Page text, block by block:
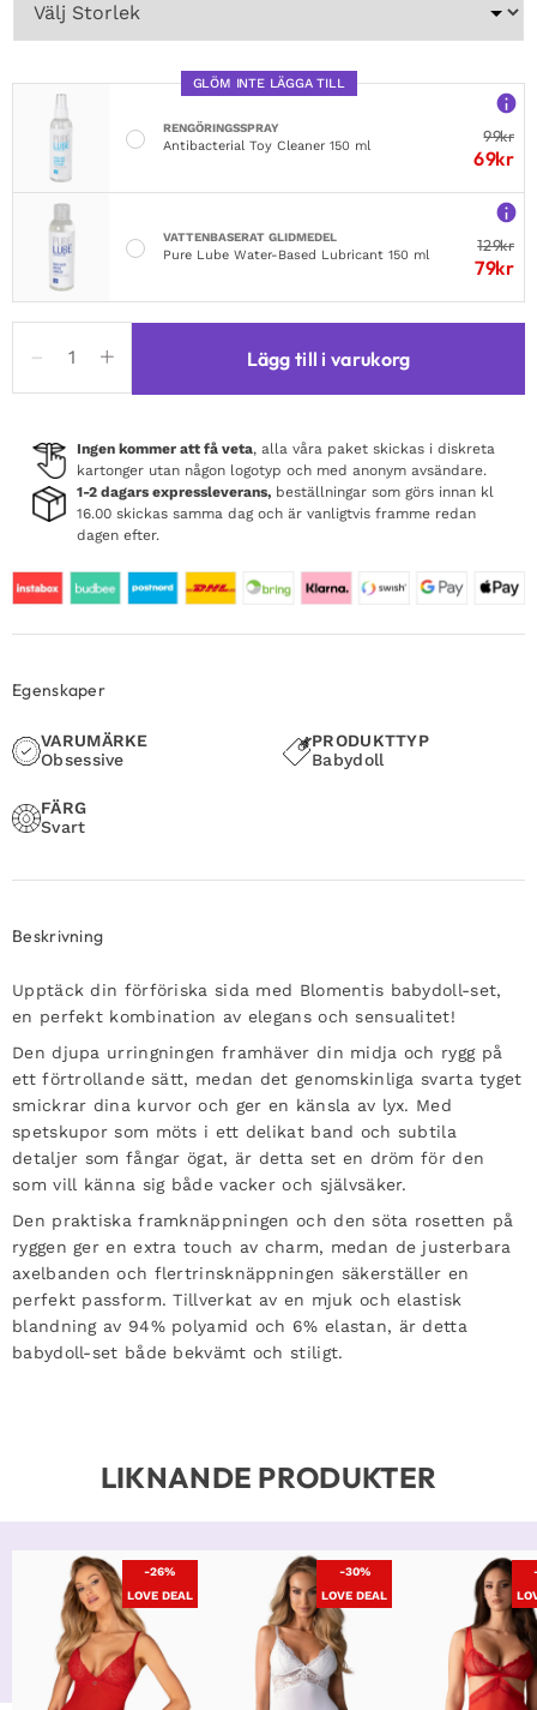
499 kr.
GLÖM INTE LÄGGA TILL
RENGÖRINGSSPRAY
Antibacterial Toy Cleaner 150 ml
99kr
69kr
VATTENBASERAT GLIDMEDEL
Pure Lube Water-Based Lubricant 150 ml
129kr
79kr
Blomentis
Babydoll
Thong
mängd
Lägg till i varukorg
Ingen kommer att få veta, alla våra paket skickas i diskreta
kartonger utan någon logotyp och med anonym avsändare.
1-2 dagars expressleverans, beställningar som görs innan kl
16.00 skickas samma dag och är vanligtvis framme redan
dagen efter.
Egenskaper
VARUMÄRKE
Obsessive
PRODUKTTYP
Babydoll
FÄRG
Svart
Beskrivning
Upptäck din förföriska sida med Blomentis babydoll-set,
en perfekt kombination av elegans och sensualitet!
Den djupa urringningen framhäver din midja och rygg på
ett förtrollande sätt, medan det genomskinliga svarta tyget
smickrar dina kurvor och ger en känsla av lyx. Med
spetskupor som möts i ett delikat band och subtila
detaljer som fångar ögat, är detta set en dröm för den
som vill känna sig både vacker och självsäker.
Den praktiska framknäppningen och den söta rosetten på
ryggen ger en extra touch av charm, medan de justerbara
axelbanden och flertrinsknäppningen säkerställer en
perfekt passform. Tillverkat av en mjuk och elastisk
blandning av 94% polyamid och 6% elastan, är detta
babydoll-set både bekvämt och stiligt.
LIKNANDE PRODUKTER
-26%
LOVE DEAL
-30%
LOVE DEAL